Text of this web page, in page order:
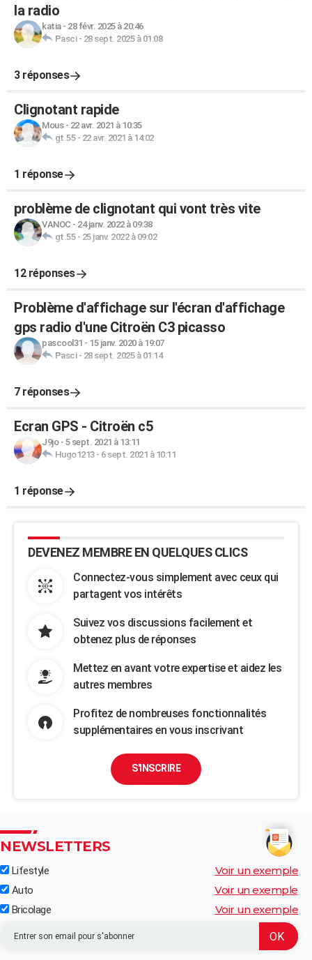
la radio
katia- 28 févr. 2025 à 20:46
Pasci- 28 sept. 2025 à 01:08
3 réponses
Clignotant rapide
Mous- 22 avr. 2021 à 10:35
gt.55- 22 avr. 2021 à 14:02
1 réponse
problème de clignotant qui vont très vite
VANOC - 24 janv. 2022 à 09:38
gt.55- 25 janv. 2022 à 09:02
12 réponses
Problème d'affichage sur l'écran d'affichage
gps radio d'une Citroën C3 picasso
pascool31 - 15 janv. 2020 à 19:07
Pasci- 28 sept. 2025 à 01:14
7 réponses
Ecran GPS - Citroën c5
J9jo- 5 sept. 2021 à 13:11
Hugo1213- 6 sept. 2021 à 10:11
1 réponse
DEVENEZ MEMBRE EN QUELQUES CLICS
Connectez-vous simplement avec ceux qui
partagent vos intérêts
Suivez vos discussions facilement et
obtenez plus de réponses
Mettez en avant votre expertise et aidez les
autres membres
Profitez de nombreuses fonctionnalités
supplémentaires en vous inscrivant
S'INSCRIRE
NEWSLETTERS
Lifestyle Voir un exemple
Auto Voir un exemple
Bricolage Voir un exemple